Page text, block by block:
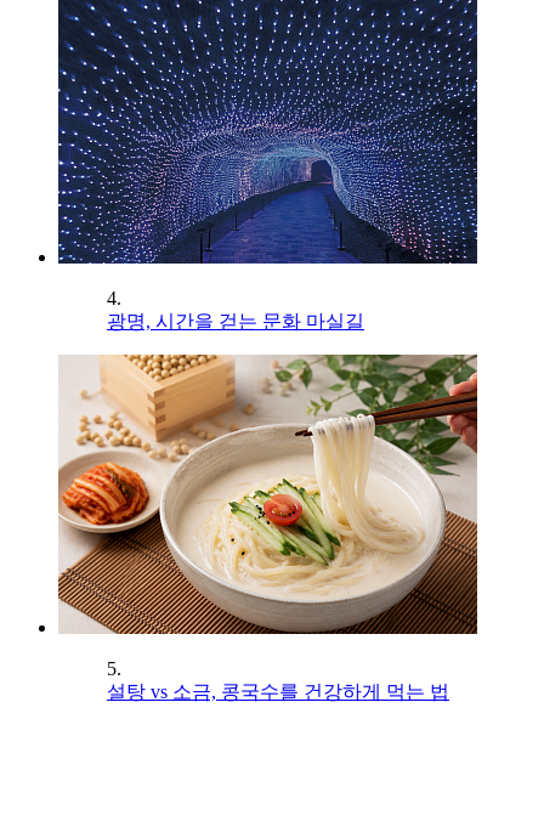
4.
광명, 시간을 걷는 문화 마실길
5.
설탕 vs 소금, 콩국수를 건강하게 먹는 법